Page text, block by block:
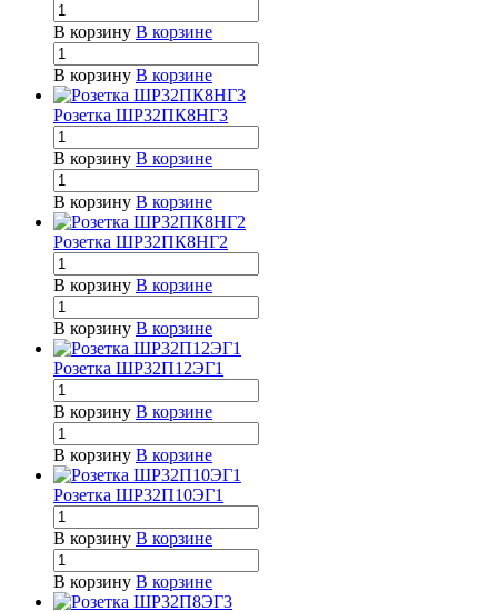
В корзину В корзине
В корзину В корзине
Розетка ШР32ПК8НГ3
В корзину В корзине
В корзину В корзине
Розетка ШР32ПК8НГ2
В корзину В корзине
В корзину В корзине
Розетка ШР32П12ЭГ1
В корзину В корзине
В корзину В корзине
Розетка ШР32П10ЭГ1
В корзину В корзине
В корзину В корзине